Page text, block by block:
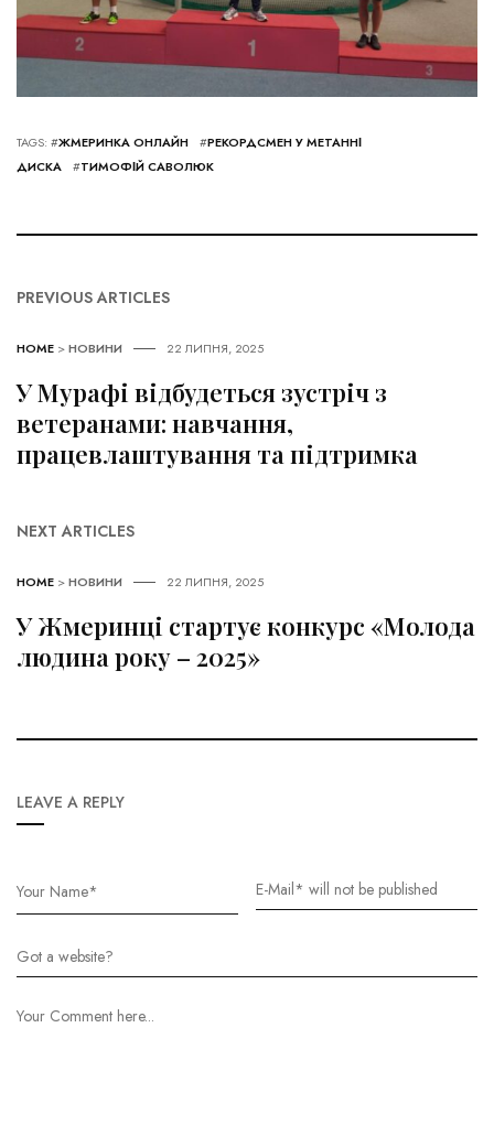
TAGS: #ЖМЕРИНКА ОНЛАЙН #РЕКОРДСМЕН У МЕТАННІ
ДИСКА
#ТИМОФІЙ САВОЛЮК
PREVIOUS ARTICLES
HOME >НОВИНИ 22 ЛИПНЯ, 2025
У Мурафі відбудеться зустріч з
ветеранами: навчання,
працевлаштування та підтримка
NEXT ARTICLES
HOME >НОВИНИ 22 ЛИПНЯ, 2025
У Жмеринці стартує конкурс «Молода
людина року – 2025»
LEAVE A REPLY